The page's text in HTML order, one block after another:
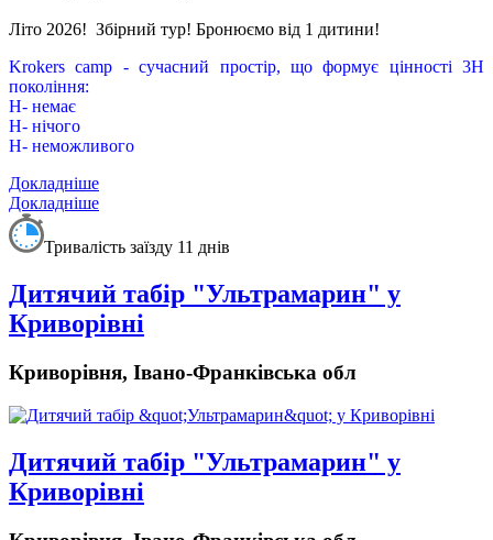
Літо 2026! Збірний тур! Бронюємо від 1 дитини!
Krokers camp - сучасний простір, що формує цінності 3Н
покоління:
Н- немає
Н- нічого
Н- неможливого
Докладніше
Докладніше
Тривалість заїзду 11 днів
Дитячий табір "Ультрамарин" у
Криворівні
Криворівня, Івано-Франківська обл
Дитячий табір "Ультрамарин" у
Криворівні